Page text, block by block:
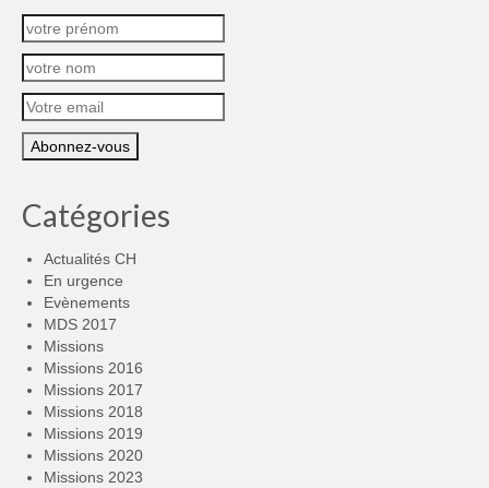
Catégories
Actualités CH
En urgence
Evènements
MDS 2017
Missions
Missions 2016
Missions 2017
Missions 2018
Missions 2019
Missions 2020
Missions 2023